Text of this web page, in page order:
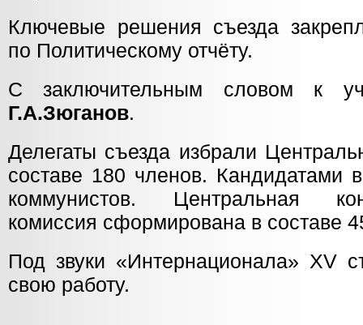
Ключевые решения съезда
по Политическому отчёту.
С заключительным словом к
Г.А.Зюганов.
Делегаты съезда избрали
составе 180 членов. Кандидатами
коммунистов. Центральная
комиссия сформирована в составе
Под звуки «Интернационала» XV
свою работу.